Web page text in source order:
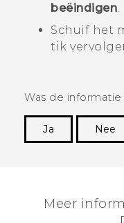
beëindigen.
Schuif het
tik
Was de
Ja
Nee
Meer